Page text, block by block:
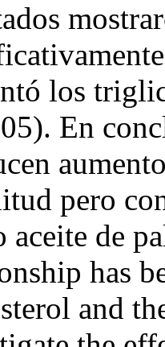
los
En
pero
aceite de
has
and